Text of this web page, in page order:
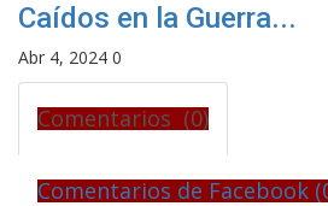
Caídos en la Guerra...
Abr 4, 2024 0
Comentarios (0)
Comentarios de Facebook (